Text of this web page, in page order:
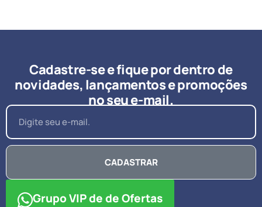
Cadastre-se e fique por dentro de
novidades, lançamentos e promoções
no seu e-mail.
CADASTRAR
Grupo VIP de de Ofertas